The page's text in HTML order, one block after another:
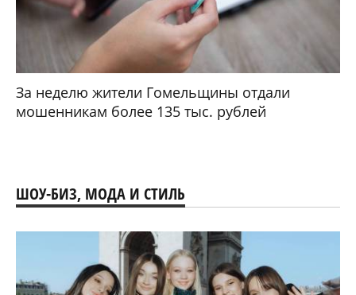
За неделю жители Гомельщины отдали
мошенникам более 135 тыс. рублей
ШОУ-БИЗ, МОДА И СТИЛЬ